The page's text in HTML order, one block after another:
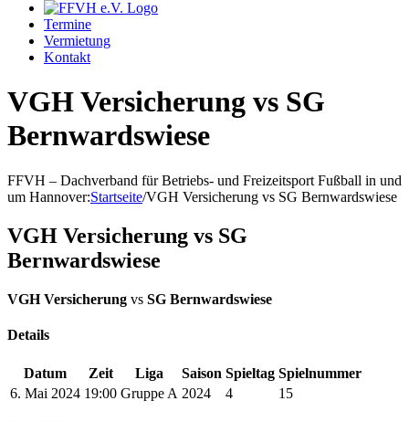
Termine
Vermietung
Kontakt
VGH Versicherung vs SG
Bernwardswiese
FFVH – Dachverband für Betriebs- und Freizeitsport Fußball in und
um Hannover:Startseite/VGH Versicherung vs SG Bernwardswiese
VGH Versicherung vs SG
Bernwardswiese
VGH Versicherung vs SG Bernwardswiese
Details
Datum Zeit Liga Saison Spieltag Spielnummer
6. Mai 2024 19:00 Gruppe A 2024 4 15